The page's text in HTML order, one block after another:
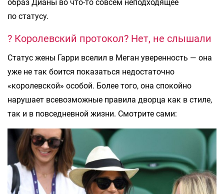
образ Дианы во что-то совсем неподходящее
по статусу.
? Королевский протокол? Нет, не слышали
Статус жены Гарри вселил в Меган уверенность — она
уже не так боится показаться недостаточно
«королевской» особой. Более того, она спокойно
нарушает всевозможные правила дворца как в стиле,
так и в повседневной жизни. Смотрите сами: